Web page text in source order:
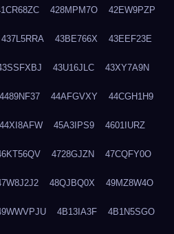
428MPM7O 42EW9PZP
437L5RRA 43BE766X 43EEF23E
43U16JLC 43XY7A9N
4489NF37 44AFGVXY 44CGH1H9
44XI8AFW 45A3IPS9 4601IURZ
4728GJZN 47CQFY0O
48QJBQ0X 49MZ8W4O
4B13IA3F 4B1N5SGO